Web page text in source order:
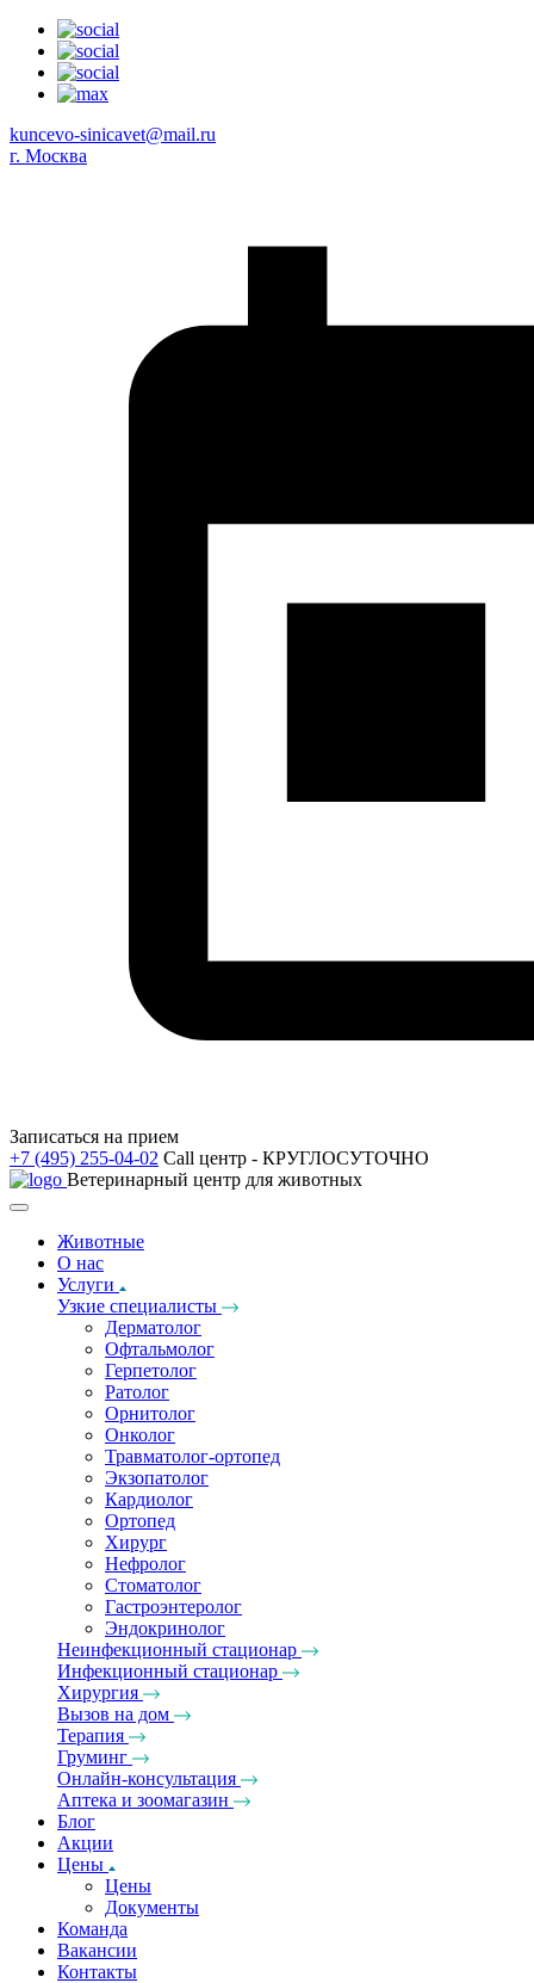
kuncevo-sinicavet@mail.ru
г. Москва
Записаться на прием
+7 (495) 255-04-02 Call центр - КРУГЛОСУТОЧНО
Ветеринарный центр для животных
Животные
О нас
Услуги
Узкие специалисты
Дерматолог
Офтальмолог
Герпетолог
Ратолог
Орнитолог
Онколог
Травматолог-ортопед
Экзопатолог
Кардиолог
Ортопед
Хирург
Нефролог
Стоматолог
Гастроэнтеролог
Эндокринолог
Неинфекционный стационар
Инфекционный стационар
Хирургия
Вызов на дом
Терапия
Груминг
Онлайн-консультация
Аптека и зоомагазин
Блог
Акции
Цены
Цены
Документы
Команда
Вакансии
Контакты